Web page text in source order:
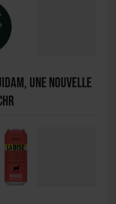
une nouvelle